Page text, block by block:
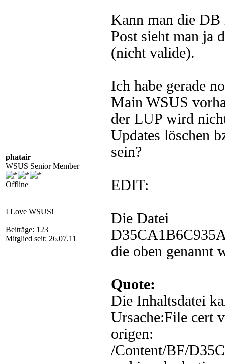
phatair
WSUS Senior Member
Offline
I Love WSUS!
Beiträge: 123
Mitglied seit: 26.07.11
Kann man die DB
Post sieht man ja
(nicht valide).
Ich habe gerade
Main WSUS
der LUP wird
Updates löschen
sein?
EDIT:
Die Datei
die oben genannt
Quote:
Die Inhaltsdatei
Ursache:File cert
origen:
/Content/BF/